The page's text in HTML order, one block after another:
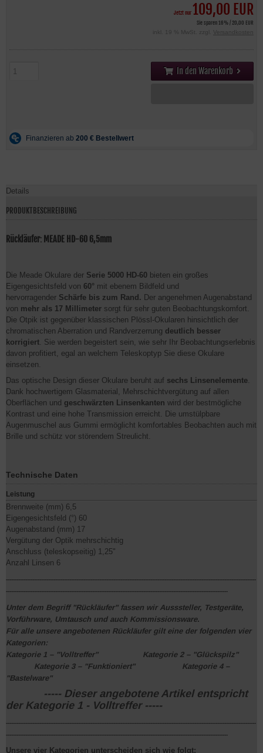
Jetzt nur109,00 EUR
Sie sparen 16% / 20,00 EUR
inkl. 19 % MwSt. zzgl.
Versandkosten
In den Warenkorb
Details
PRODUKTBESCHREIBUNG
Rückläufer: MEADE HD-60 6,5mm
Die Meade Okulare der Serie 5000 HD-60 bieten ein großes
Eigengesichtsfeld von 60° mit ebenem Bildfeld und
hervorragender Schärfe bis zum Rand. Der angenehmen Augenabstand
von mehr als 17 Millimeter sorgt für sehr guten Beobachtungskomfort.
Die Otpik ist gegenüber klassischen Plössl-Okularen hinsichtlich der
chromatischen Aberration und Randverzerrung deutlich besser
korrigiert. Sie werden begeistert sein, wie sehr Ihr Beobachtungserlebnis
davon profitiert, egal an welchem Teleskoptyp Sie diese Okulare
einsetzen.
Das optische Design dieser Okulare beruht auf sechs Linsenelemente.
Dank hochwertigem Glasmaterial, Mehrschichtvergütung auf allen
Oberflächen und geschwärzten Linsenkanten wird der bestmögliche
Kontrast und eine hohe Transmission erreicht. Die umstülpbare
Augenmuschel aus Gummi ermöglicht komfortables Beobachten auch mit
Brille und schütz vor störendem Streulicht.
Technische Daten
Leistung
Brennweite (mm) 6,5
Eigengesichtsfeld (°) 60
Augenabstand (mm) 17
Vergütung der Optik mehrschichtig
Anschluss (teleskopseitig) 1,25"
Anzahl Linsen 6
----------------------------------------------------------------------------------------------------------------------------------------------
------------------------------------------------------------------------------------------------------------------------------
Unter dem Begriff "Rückläufer" fassen wir Ausssteller, Testgeräte,
Vorführware, Umtausch und auch Kommissionsware.
Für alle unsere angebotenen Rückläufer gilt eine der folgenden vier
Kategorien:
Kategorie 1 – "Volltreffer" Kategorie 2– "Glückspilz"
Kategorie 3– "Funktioniert" Kategorie 4–
"Bastelware"
----- Dieser angebotene Artikel entspricht
der Kategorie 1 - Volltreffer -----
----------------------------------------------------------------------------------------------------------------------------------------------
------------------------------------------------------------------------------------------------------------------------------
Unsere vier Kategorien unterscheiden sich wie folgt: